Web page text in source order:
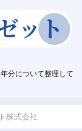
分について整理して
株式会社